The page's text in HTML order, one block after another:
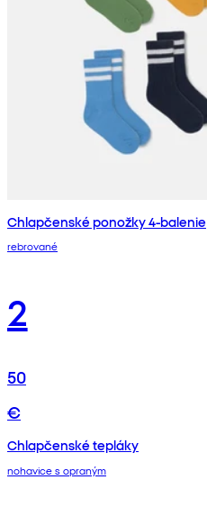
Chlapčenské ponožky 4-balenie
rebrované
2
50
€
Chlapčenské tepláky
nohavice s opraným